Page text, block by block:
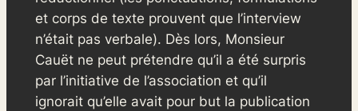
et corps de texte prouvent que l’interview
n’était pas verbale). Dès lors, Monsieur
Cauët ne peut prétendre qu’il a été surpris
par l’initiative de l’association et qu’il
ignorait qu’elle avait pour but la publication